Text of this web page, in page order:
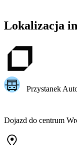
Lokalizacja
Przystanek
Dojazd do centrum